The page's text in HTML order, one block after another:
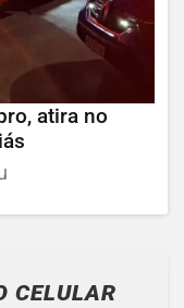
atira no
CELULAR